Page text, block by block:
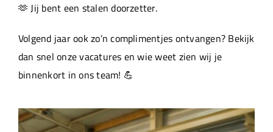
🫶 Jij bent een stalen doorzetter.
Volgend jaar ook zo’n complimentjes ontvangen? Bekijk
dan snel onze vacatures en wie weet zien wij je
binnenkort in ons team! 💪